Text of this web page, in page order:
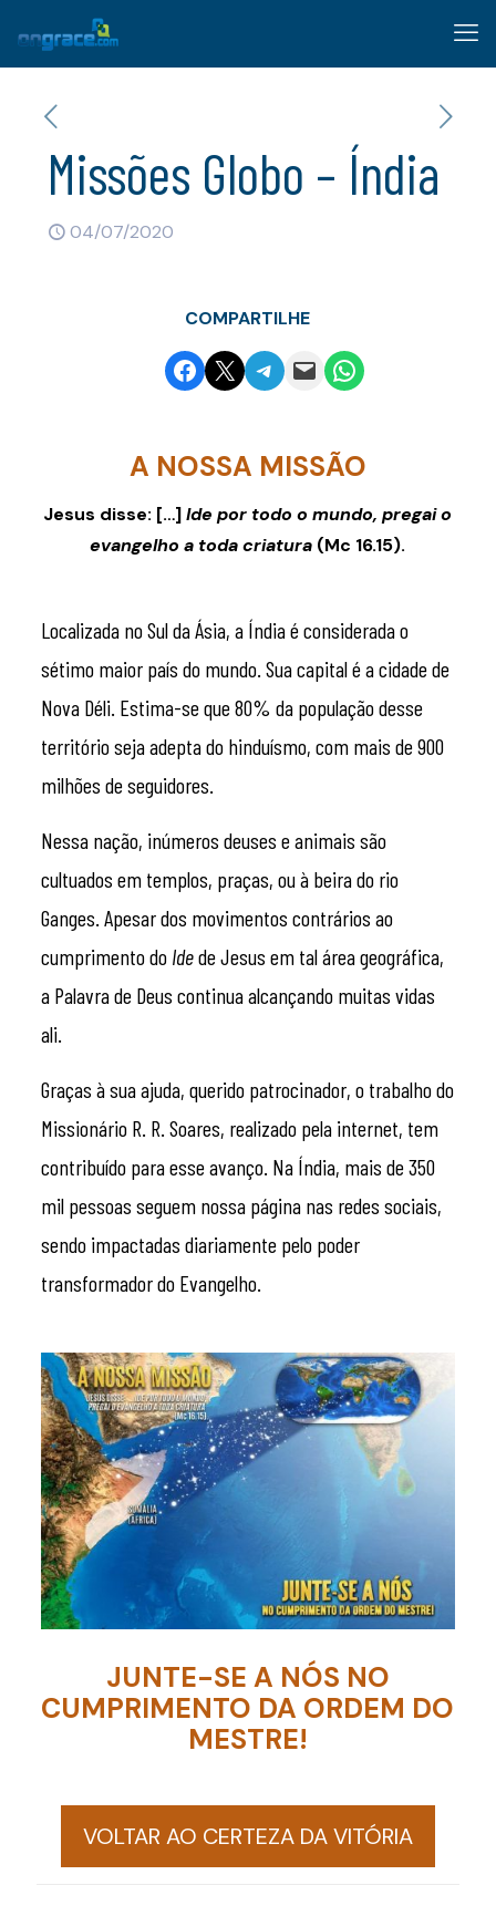
Missões Globo – Índia
04/07/2020
COMPARTILHE
Share on Facebook
Email this PageShare on Telegram
Email this PageShare on WhatsApp
A NOSSA MISSÃO
Jesus disse: […]Ide por todo o mundo, pregai o
evangelho a toda criatura (Mc 16.15).
Localizada no Sul da Ásia, a Índia é considerada o
sétimo maior país do mundo. Sua capital é a cidade de
Nova Déli. Estima-se que 80% da população desse
território seja adepta do hinduísmo, com mais de 900
milhões de seguidores.
Nessa nação, inúmeros deuses e animais são
cultuados em templos, praças, ou à beira do rio
Ganges. Apesar dos movimentos contrários ao
cumprimento do Idede Jesus em tal área geográfica,
a Palavra de Deus continua alcançando muitas vidas
ali.
Graças à sua ajuda, querido patrocinador, o trabalho do
Missionário R. R. Soares, realizado pela internet, tem
contribuído para esse avanço. Na Índia, mais de 350
mil pessoas seguem nossa página nas redes sociais,
sendo impactadas diariamente pelo poder
transformador do Evangelho.
JUNTE-SE A NÓS NO
CUMPRIMENTO DA ORDEM DO
MESTRE!
VOLTAR AO CERTEZA DA VITÓRIA